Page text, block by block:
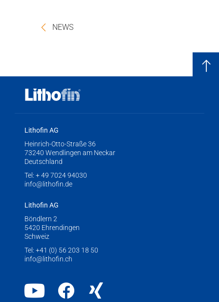
NEWS
Lithofin AG
Heinrich-Otto-Straße 36
73240 Wendlingen am Neckar
Deutschland
Tel: + 49 7024 94030
info@lithofin.de
Lithofin AG
Böndlern 2
5420 Ehrendingen
Schweiz
Tel: +41 (0) 56 203 18 50
info@lithofin.ch
YoutubeFacebook